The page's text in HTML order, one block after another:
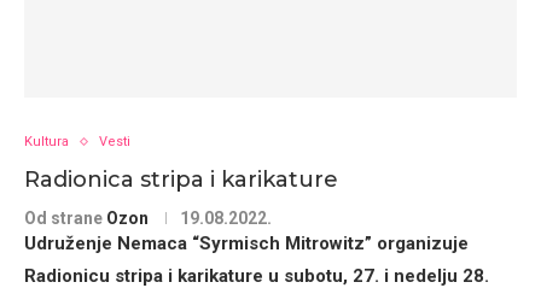
Kultura Vesti
Radionica stripa i karikature
Od strane Ozon 19.08.2022.
Udruženje Nemaca “Syrmisch Mitrowitz” organizuje
Radionicu stripa i karikature u subotu, 27. i nedelju 28.